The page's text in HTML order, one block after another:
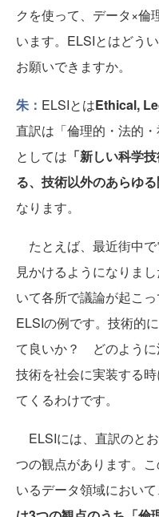
クを使って、データ×倫
います。ELSIとはどう
お願いできますか。
朱： ELSIとはEthical,
直訳は「倫理的・法的
としては 「新しい科学
る、技術以外のあらゆ
なります。
たとえば、最近街中で
見かけるようになりま
いて各所で議論が起こ
ELSIの例です。技術的
て良いか？ どのよう
技術を社会に実装する
てくるわけです。
ELSIには、直訳のと
つの観点があります。
いるデータ領域において